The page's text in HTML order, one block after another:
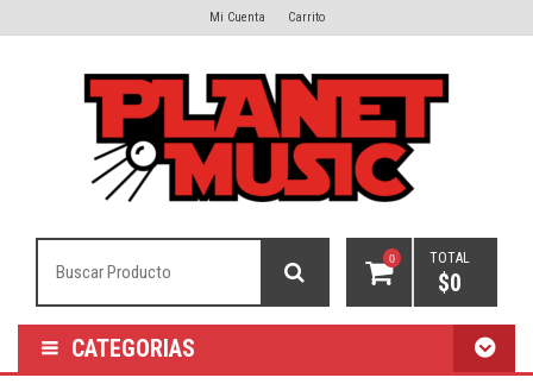
Mi Cuenta Carrito
0 TOTAL
$0
CATEGORIAS